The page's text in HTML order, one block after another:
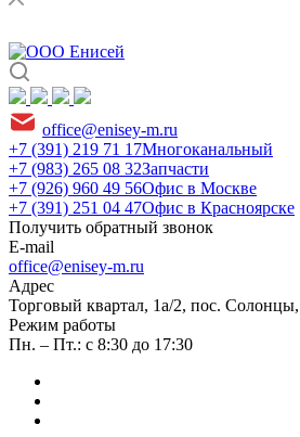
office@enisey-m.ru
+7 (391) 219 71 17Многоканальный
+7 (983) 265 08 32Запчасти
+7 (926) 960 49 56Офис в Москве
+7 (391) 251 04 47Офис в Красноярске
Получить обратный звонок
E-mail
office@enisey-m.ru
Адрес
​Торговый квартал, 1а/2, пос.
Режим работы
Пн. – Пт.: с 8:30 до 17:30